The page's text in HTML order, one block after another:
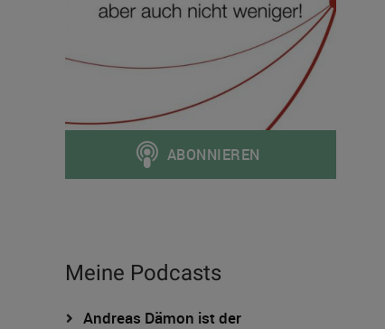
Meine Podcasts
Andreas Dämon ist der